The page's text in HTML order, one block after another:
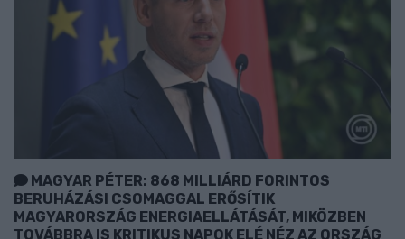
MAGYAR PÉTER: 868 MILLIÁRD FORINTOS
BERUHÁZÁSI CSOMAGGAL ERŐSÍTIK
MAGYARORSZÁG ENERGIAELLÁTÁSÁT, MIKÖZBEN
TOVÁBBRA IS KRITIKUS NAPOK ELÉ NÉZ AZ ORSZÁG